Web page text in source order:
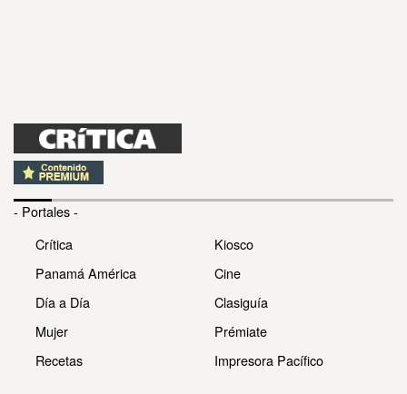
- Portales -
Crítica
Panamá América
Día a Día
Mujer
Recetas
Kiosco
Cine
Clasiguía
Prémiate
Impresora Pacífico